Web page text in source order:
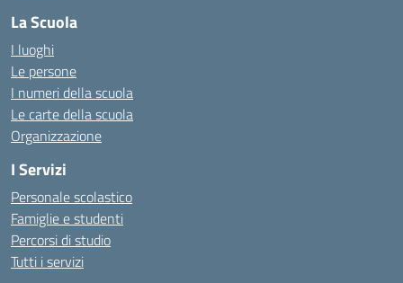
La Scuola
I luoghi
Le persone
I numeri della scuola
Le carte della scuola
Organizzazione
I Servizi
Personale scolastico
Famiglie e studenti
Percorsi di studio
Tutti i servizi